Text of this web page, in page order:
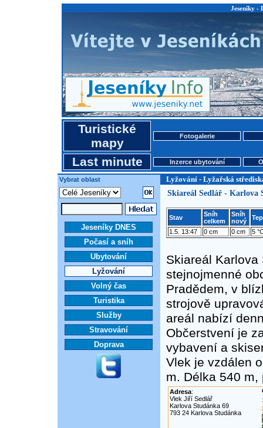
Jeseníky -
Turistické
mapy
Fotogalerie
Last minute Inzerce ubytování
Vybrat oblast Lyžování - Lyžařská
Jeseníky DNES
Počasí a sníh
Ubytování
Lyžování
Volný čas
Turistika
Služby
Stravování
Doprava
Skiareál Sedlář - Karlova
Stav
Sníh
celkem
Sníh
nový
1.5. 13:47
0 cm 0 cm 5
Skiareál
stejnojmenné
Pradědem, v
strojově
areál nabízí
Občerstvení je
vybavení a
Vlek je vzdálen
m. Délka 540
Adresa:
Vlek Jiří Sedlář
Karlova Studánka 69
793 24 Karlova Studánka